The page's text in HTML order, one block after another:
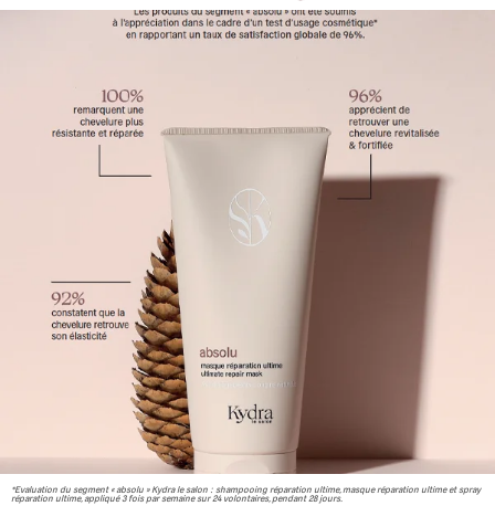
*Evaluation du segment « absolu » Kydra le salon : shampooing réparation ultime, masque réparation ultime et spray
réparation ultime, appliqué 3 fois par semaine sur 24 volontaires, pendant 28 jours.